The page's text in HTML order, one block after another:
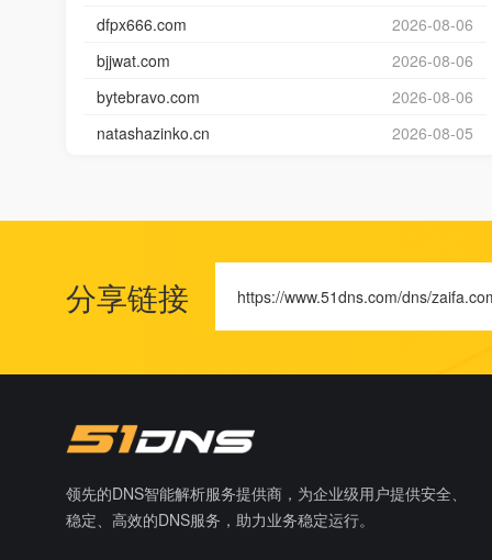
dfpx666.com
2026-08-06
bjjwat.com
2026-08-06
bytebravo.com
2026-08-06
natashazinko.cn
2026-08-05
分享链接 https://www.51dns.com/dns/
领先的DNS智能解析服务提供商，为企业级用户提供安全、
稳定、高效的DNS服务，助力业务稳定运行。